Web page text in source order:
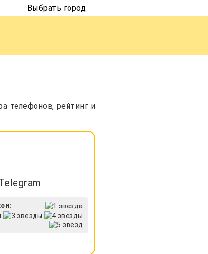
Выбрать город
телефонов, рейтинг и